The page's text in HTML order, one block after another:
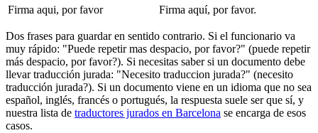
Firma aqui, por favor
Firma aquí, por favor.
Dos frases para guardar en sentido contrario. Si el funcionario va
muy rápido: "Puede repetir mas despacio, por favor?" (puede repetir
más despacio, por favor?). Si necesitas saber si un documento debe
llevar traducción jurada: "Necesito traduccion jurada?" (necesito
traducción jurada?). Si un documento viene en un idioma que no sea
español, inglés, francés o portugués, la respuesta suele ser que sí, y
nuestra lista de traductores jurados en Barcelona se encarga de esos
casos.